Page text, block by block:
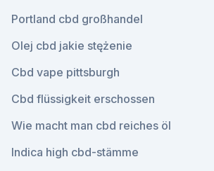
Portland cbd großhandel
Olej cbd jakie stężenie
Cbd vape pittsburgh
Cbd flüssigkeit erschossen
Wie macht man cbd reiches öl
Indica high cbd-stämme